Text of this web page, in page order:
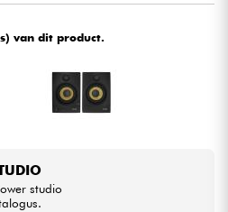
onze merken
van dit product.
studio